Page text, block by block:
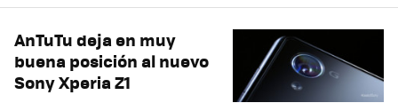
AnTuTu deja en muy
buena posición al nuevo
Sony Xperia Z1